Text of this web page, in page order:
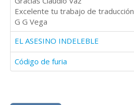
Excelente tu trabajo de traducción
G G Vega
EL ASESINO INDELEBLE
Código de furia